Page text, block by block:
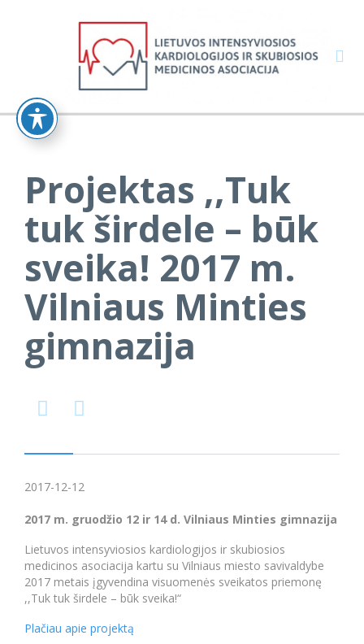

Projektas ,,Tuk
tuk širdele – būk
sveika! 2017 m.
Vilniaus Minties
gimnazija
 
2017-12-12
2017 m. gruodžio 12 ir 14 d. Vilniaus Minties gimnazija
Lietuvos intensyviosios kardiologijos ir skubiosios
medicinos asociacija kartu su Vilniaus miesto savivaldybe
2017 metais įgyvendina visuomenės sveikatos priemonę
,,Tuk tuk širdele – būk sveika!“
Plačiau apie projektą